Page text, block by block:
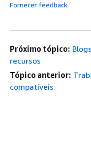
Fornecer feedback
Próximo tópico:
recursos
Tópico anterior:
compatíveis